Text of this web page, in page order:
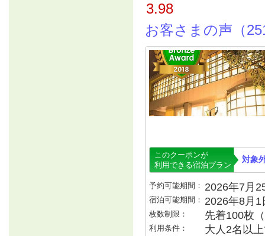
3.98
お客さまの声（
このクーポンが
利用できる宿泊プラン
対象
予約可能期間： 2026年7月
宿泊可能期間： 2026年8月
枚数制限： 先着100枚
利用条件：
大人2名以